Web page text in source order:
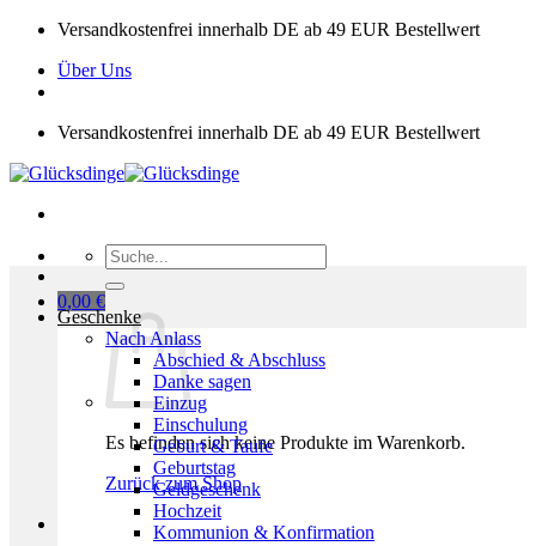
Zum
springen
Versandkostenfrei innerhalb DE ab 49 EUR Bestellwert
Über Uns
Versandkostenfrei innerhalb DE ab 49 EUR Bestellwert
Suchen
nach:
0,00 €
Es befinden sich keine Produkte im Warenkorb.
Zurück zum Shop
Geschenke
Nach Anlass
Abschied & Abschluss
Danke sagen
Einzug
Einschulung
Geburt & Taufe
Geburtstag
Geldgeschenk
Hochzeit
Kommunion & Konfirmation